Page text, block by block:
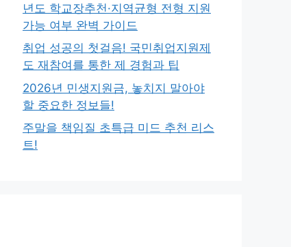
년도 학교장추천·지역균형 전형 지원
가능 여부 완벽 가이드
취업 성공의 첫걸음! 국민취업지원제
도 재참여를 통한 제 경험과 팁
2026년 민생지원금, 놓치지 말아야
할 중요한 정보들!
주말을 책임질 초특급 미드 추천 리스
트!